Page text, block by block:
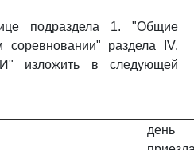
подраздела 1. "Общие
соревновании" раздела IV.
изложить в следующей
день